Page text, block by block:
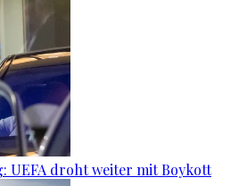
UEFA droht weiter mit Boykott